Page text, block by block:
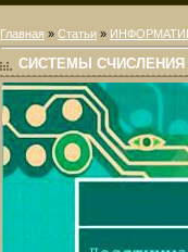
Главная » Статьи »
СИСТЕМЫ СЧИСЛЕНИЯ